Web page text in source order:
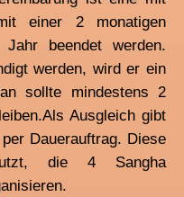
einer 2 monatigen
beendet werden.
werden, wird er ein
sollte mindestens 2
Als Ausgleich gibt
Dauerauftrag. Diese
die 4 Sangha